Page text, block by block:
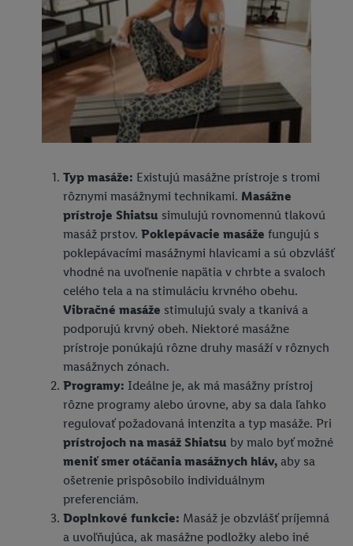
Typ masáže: Existujú masážne prístroje s tromi
rôznymi masážnymi technikami. Masážne
prístroje Shiatsu simulujú rovnomennú tlakovú
masáž prstov. Poklepávacie masáže fungujú s
poklepávacími masážnymi hlavicami a sú obzvlášť
vhodné na uvoľnenie napätia v chrbte a svaloch
celého tela a na stimuláciu krvného obehu.
Vibračné masáže stimulujú svaly a tkanivá a
podporujú krvný obeh. Niektoré masážne
prístroje ponúkajú rôzne druhy masáží v rôznych
masážnych zónach.
Programy: Ideálne je, ak má masážny prístroj
rôzne programy alebo úrovne, aby sa dala ľahko
regulovať požadovaná intenzita a typ masáže. Pri
prístrojoch na masáž Shiatsu by malo byť možné
meniť smer otáčania masážnych hláv, aby sa
ošetrenie prispôsobilo individuálnym
preferenciám.
Doplnkové funkcie: Masáž je obzvlášť príjemná
a uvoľňujúca, ak masážne podložky alebo iné